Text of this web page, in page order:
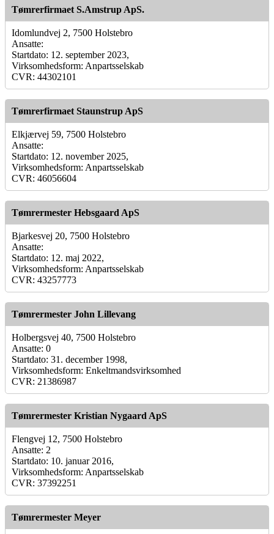
Tømrerfirmaet S.Amstrup ApS.
Idomlundvej 2, 7500 Holstebro
Ansatte:
Startdato: 12. september 2023,
Virksomhedsform: Anpartsselskab
CVR: 44302101
Tømrerfirmaet Staunstrup ApS
Elkjærvej 59, 7500 Holstebro
Ansatte:
Startdato: 12. november 2025,
Virksomhedsform: Anpartsselskab
CVR: 46056604
Tømrermester Hebsgaard ApS
Bjarkesvej 20, 7500 Holstebro
Ansatte:
Startdato: 12. maj 2022,
Virksomhedsform: Anpartsselskab
CVR: 43257773
Tømrermester John Lillevang
Holbergsvej 40, 7500 Holstebro
Ansatte: 0
Startdato: 31. december 1998,
Virksomhedsform: Enkeltmandsvirksomhed
CVR: 21386987
Tømrermester Kristian Nygaard ApS
Flengvej 12, 7500 Holstebro
Ansatte: 2
Startdato: 10. januar 2016,
Virksomhedsform: Anpartsselskab
CVR: 37392251
Tømrermester Meyer